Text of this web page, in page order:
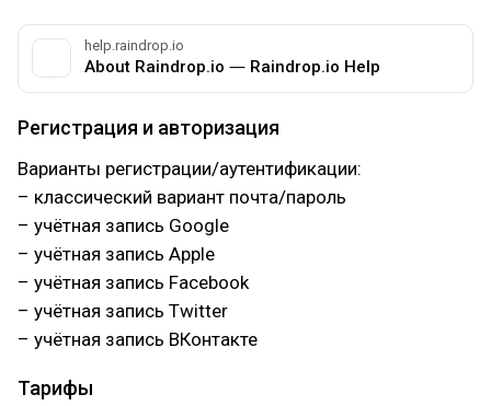
help.raindrop.io
About Raindrop.io ― Raindrop.io Help
Регистрация и авторизация
Варианты регистрации/аутентификации:
– классический вариант почта/пароль
– учётная запись Google
– учётная запись Apple
– учётная запись Facebook
– учётная запись Twitter
– учётная запись ВКонтакте
Тарифы